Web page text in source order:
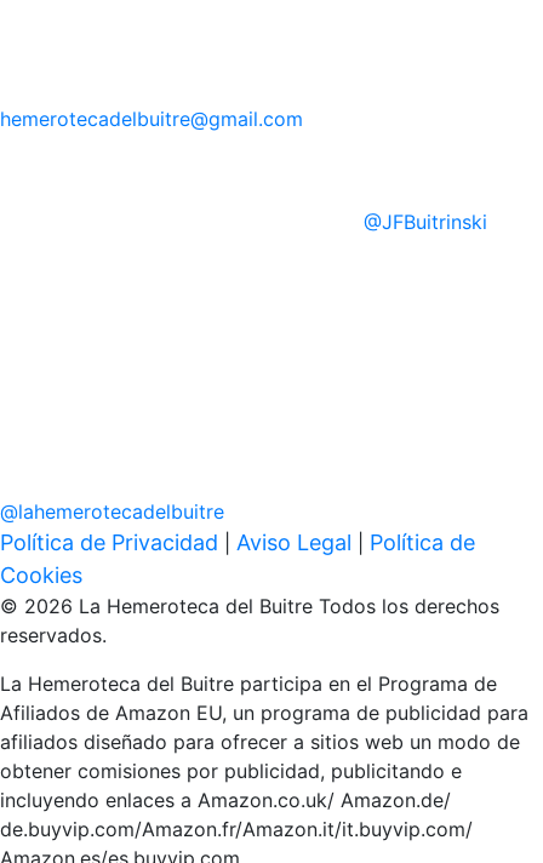
hemerotecadelbuitre@gmail.com
@JFBuitrinski
@lahemerotecadelbuitre
Política de Privacidad Aviso Legal
Política de
Cookies
© 2026 La Hemeroteca del Buitre Todos los derechos
reservados.
La Hemeroteca del Buitre participa en el Programa de
Afiliados de Amazon EU, un programa de publicidad para
afiliados diseñado para ofrecer a sitios web un modo de
obtener comisiones por publicidad, publicitando e
incluyendo enlaces a Amazon.co.uk/ Amazon.de/
de.buyvip.com/Amazon.fr/Amazon.it/it.buyvip.com/
Amazon.es/es.buyvip.com.